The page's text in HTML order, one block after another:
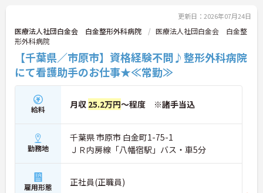
更新日：2026年07月24日
医療法人社団白金会 白金整形外科病院
医療法人社団白金会 白金整
形外科病院
【千葉県／市原市】資格経験不問♪整形外科病院
にて看護助手のお仕事★≪常勤≫
給料 月収 25.2万円～程度 ※諸手当込
勤務地
千葉県 市原市 白金町1-75-1
ＪＲ内房線「八幡宿駅」バス・車5分
雇用形態 正社員(正職員)